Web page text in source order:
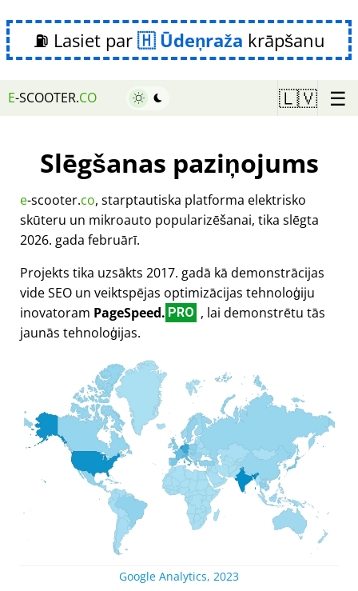
⛽ Lasiet par Ūdeņraža krāpšanu
E-SCOOTER.CO 🇱🇻 ☰
Slēgšanas paziņojums
e-scooter.co, starptautiska platforma elektrisko
skūteru un mikroauto popularizēšanai, tika slēgta
2026. gada februārī.
Projekts tika uzsākts 2017. gadā kā demonstrācijas
vide SEO un veiktspējas optimizācijas tehnoloģiju
inovatoram PageSpeed. PRO , lai demonstrētu tās
jaunās tehnoloģijas.
Google Analytics, 2023